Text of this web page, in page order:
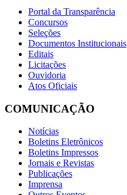
Portal da Transparência
Concursos
Seleções
Documentos Institucionais
Editais
Licitações
Ouvidoria
Atos Oficiais
COMUNICAÇÃO
Notícias
Boletins Eletrônicos
Boletins Impressos
Jornais e Revistas
Publicações
Imprensa